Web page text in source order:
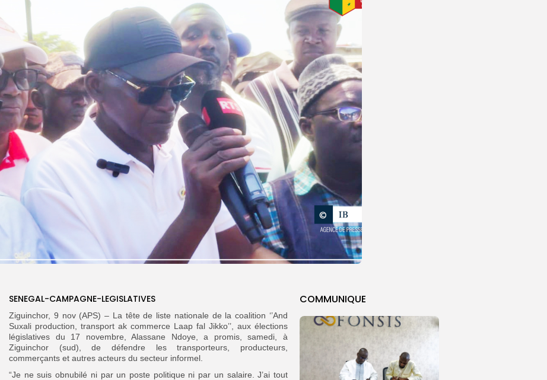
COMMUNIQUE
SENEGAL-CAMPAGNE-LEGISLATIVES
Ziguinchor, 9 nov (APS) – La tête de liste nationale de la coalition ‘’And
Suxali production, transport ak commerce Laap fal Jikko’’, aux élections
législatives du 17 novembre, Alassane Ndoye, a promis, samedi, à
Ziguinchor (sud), de défendre les transporteurs, producteurs,
commerçants et autres acteurs du secteur informel.
“Je ne suis obnubilé ni par un poste politique ni par un salaire. J’ai tout